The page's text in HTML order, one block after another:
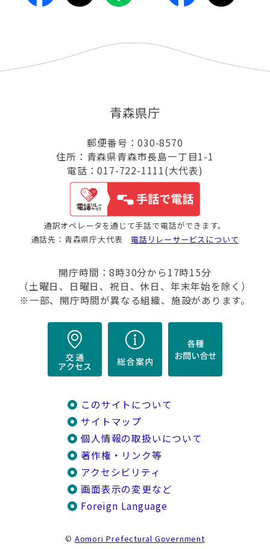
青森県庁
郵便番号：030-8570
住所：青森県青森市長島一丁目1-1
電話：017-722-1111(大代表)
通訳オペレータを通じて手話で電話ができます。
通話先：青森県庁大代表 電話リレーサービスについて
開庁時間：8時30分から17時15分
（土曜日、日曜日、祝日、休日、年末年始を除く）
※一部、開庁時間が異なる組織、施設があります。
このサイトについて
サイトマップ
個人情報の取扱いについて
著作権・リンク等
アクセシビリティ
画面表示の変更など
Foreign Language
© Aomori Prefectural Government